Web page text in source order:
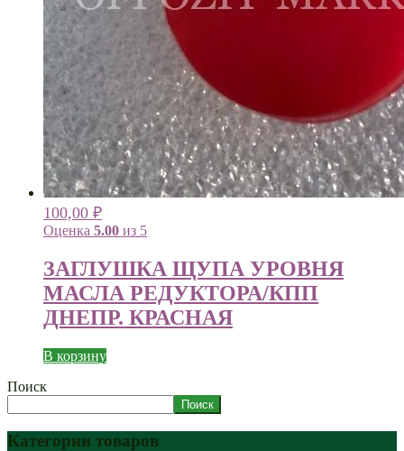
100,00 ₽
Оценка 5.00 из 5
ЗАГЛУШКА ЩУПА УРОВНЯ
МАСЛА РЕДУКТОРА/КПП
ДНЕПР. КРАСНАЯ
В корзину
Поиск
Поиск
Категории товаров